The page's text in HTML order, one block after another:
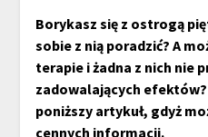
Borykasz się z ostrogą
sobie z nią poradzić? A
terapie i żadna z nich nie
zadowalających
poniższy artykuł, gdyż
cennych informacji.